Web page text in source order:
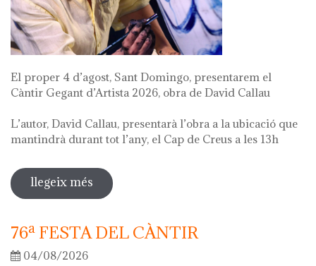
El proper 4 d’agost, Sant Domingo, presentarem el
Càntir Gegant d’Artista 2026, obra de David Callau
L’autor, David Callau, presentarà l’obra a la ubicació que
mantindrà durant tot l’any, el Cap de Creus a les 13h
llegeix més sobre presentació càntir gegant
d'artista
76ª FESTA DEL CÀNTIR
04/08/2026